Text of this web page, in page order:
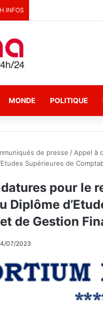
INFOS
MONDE POLITIQUE
de presse / Appel à
Supérieures de
pour le
Diplôme
de Gestion
07/2023